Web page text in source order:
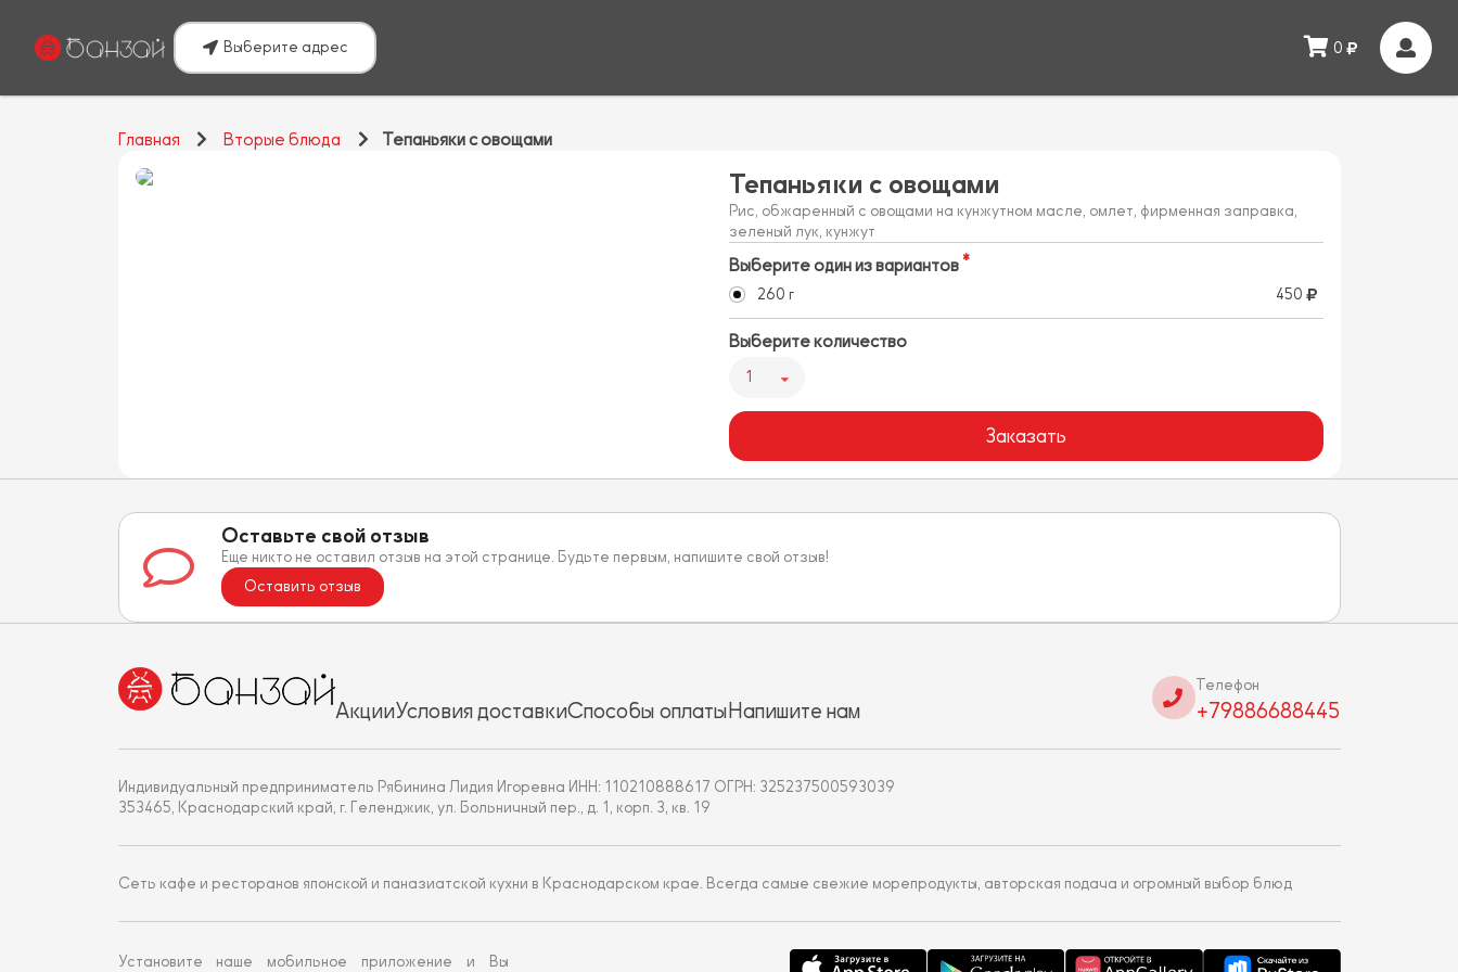
Выберите адрес 0
Главная Вторые блюда Тепаньяки с овощами
Тепаньяки с овощами
Рис, обжаренный с овощами на кунжутном масле, омлет, фирменная заправка,
зеленый лук, кунжут
Выберите один из вариантов
260 г 450
Выберите количество
1
Заказать
Оставьте свой отзыв
Еще никто не оставил отзыв на этой странице. Будьте первым, напишите свой отзыв!
Оставить отзыв
АкцииУсловия доставкиСпособы оплатыНапишите нам
Телефон
+79886688445
Индивидуальный предприниматель Рябинина Лидия Игоревна ИНН: 110210888617 ОГРН: 325237500593039
353465, Краснодарский край, г. Геленджик, ул. Больничный пер., д. 1, корп. 3, кв. 19
Сеть кафе и ресторанов японской и паназиатской кухни в Краснодарском крае. Всегда самые свежие морепродукты, авторская подача и огромный выбор блюд
Установите наше мобильное приложение и Вы